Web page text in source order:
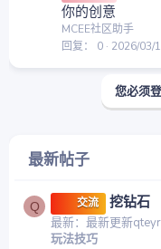
你的创意
MCEE社区助手
回复
0 2026/03/
您必须
最新帖子
Q 交流 挖钻石
最新：最新更新
玩法技巧